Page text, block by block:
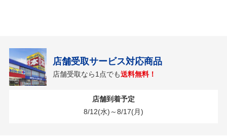
店舗受取サービス対応商品
店舗受取なら1点でも送料無料！
店舗到着予定
8/12(水)～8/17(月)